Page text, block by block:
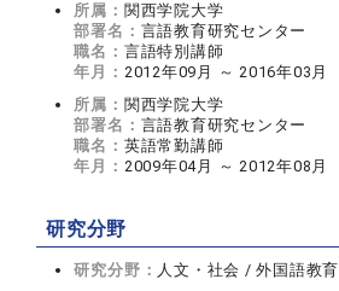
所属： 関西学院大学
部署名： 言語教育研究センター
職名： 言語特別講師
年月： 2012年09月 ～ 2016年03月
所属： 関西学院大学
部署名： 言語教育研究センター
職名： 英語常勤講師
年月： 2009年04月 ～ 2012年08月
研究分野
研究分野： 人文・社会 / 外国語教育